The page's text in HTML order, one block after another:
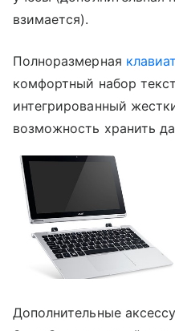
взимается).
Полноразмерная
комфортный набор
интегрированный
возможность хранить
Дополнительные